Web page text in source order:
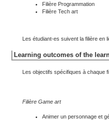
Filière Programmation
Filière Tech art
Les étudiant-es suivent la filière en
Learning outcomes of the
Les objectifs spécifiques à chaque
Filière Game art
Animer un personnage et